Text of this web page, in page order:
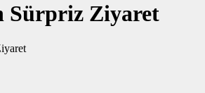
Sürpriz Ziyaret